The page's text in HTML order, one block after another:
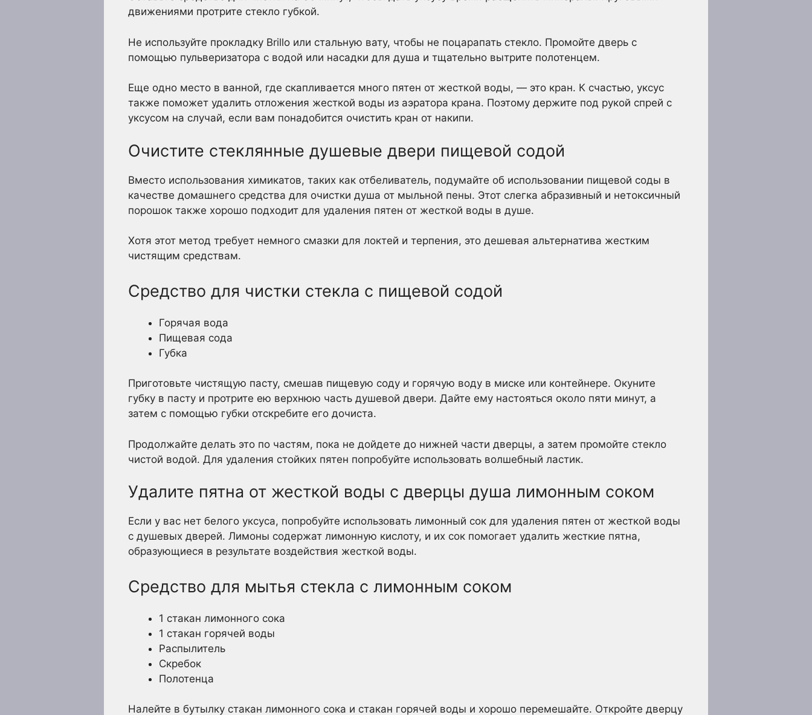
движениями протрите стекло губкой.
Не используйте прокладку Brillo или стальную вату, чтобы не поцарапать стекло. Промойте дверь с
помощью пульверизатора с водой или насадки для душа и тщательно вытрите полотенцем.
Еще одно место в ванной, где скапливается много пятен от жесткой воды, — это кран. К счастью, уксус
также поможет удалить отложения жесткой воды из аэратора крана. Поэтому держите под рукой спрей с
уксусом на случай, если вам понадобится очистить кран от накипи.
Очистите стеклянные душевые двери пищевой содой
Вместо использования химикатов, таких как отбеливатель, подумайте об использовании пищевой соды в
качестве домашнего средства для очистки душа от мыльной пены. Этот слегка абразивный и нетоксичный
порошок также хорошо подходит для удаления пятен от жесткой воды в душе.
Хотя этот метод требует немного смазки для локтей и терпения, это дешевая альтернатива жестким
чистящим средствам.
Средство для чистки стекла с пищевой содой
Горячая вода
Пищевая сода
Губка
Приготовьте чистящую пасту, смешав пищевую соду и горячую воду в миске или контейнере. Окуните
губку в пасту и протрите ею верхнюю часть душевой двери. Дайте ему настояться около пяти минут, а
затем с помощью губки отскребите его дочиста.
Продолжайте делать это по частям, пока не дойдете до нижней части дверцы, а затем промойте стекло
чистой водой. Для удаления стойких пятен попробуйте использовать волшебный ластик.
Удалите пятна от жесткой воды с дверцы душа лимонным соком
Если у вас нет белого уксуса, попробуйте использовать лимонный сок для удаления пятен от жесткой воды
с душевых дверей. Лимоны содержат лимонную кислоту, и их сок помогает удалить жесткие пятна,
образующиеся в результате воздействия жесткой воды.
Средство для мытья стекла с лимонным соком
1 стакан лимонного сока
1 стакан горячей воды
Распылитель
Скребок
Полотенца
Налейте в бутылку стакан лимонного сока и стакан горячей воды и хорошо перемешайте. Откройте дверцу